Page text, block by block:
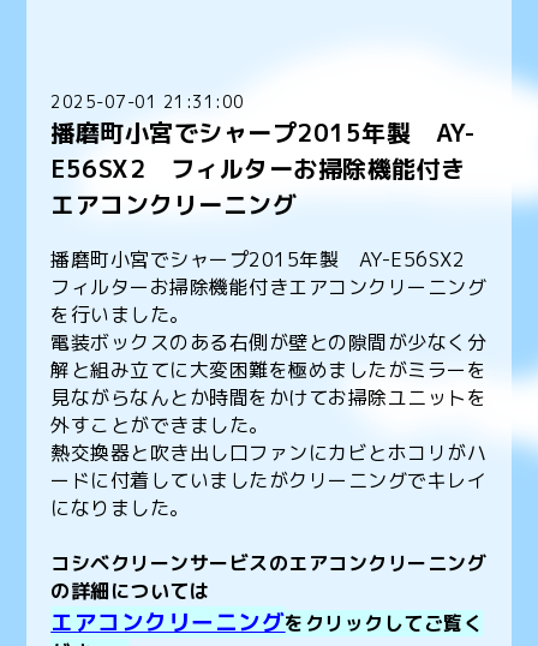
2025-07-01 21:31:00
播磨町小宮でシャープ2015年製 AY-
E56SX2 フィルターお掃除機能付き
エアコンクリーニング
播磨町小宮でシャープ2015年製 AY-E56SX2
フィルターお掃除機能付きエアコンクリーニング
を行いました。
電装ボックスのある右側が壁との隙間が少なく分
解と組み立てに大変困難を極めましたがミラーを
見ながらなんとか時間をかけてお掃除ユニットを
外すことができました。
熱交換器と吹き出し口ファンにカビとホコリがハ
ードに付着していましたがクリーニングでキレイ
になりました。
コシベクリーンサービスのエアコンクリーニング
の詳細については
エアコンクリーニングをクリックしてご覧く